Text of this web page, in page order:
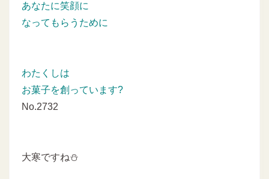
あなたに笑顔に
なってもらうために
わたくしは
お菓子を創っています?
No.2732
大寒ですね⛄